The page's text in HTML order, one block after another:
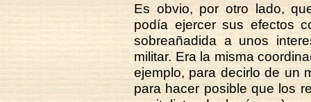
Es obvio, por otro lado,
podía ejercer sus efectos
sobreañadida a unos
militar. Era la misma
ejemplo, para decirlo de un
para hacer posible que los